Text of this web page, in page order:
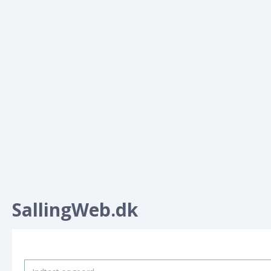
SallingWeb.dk